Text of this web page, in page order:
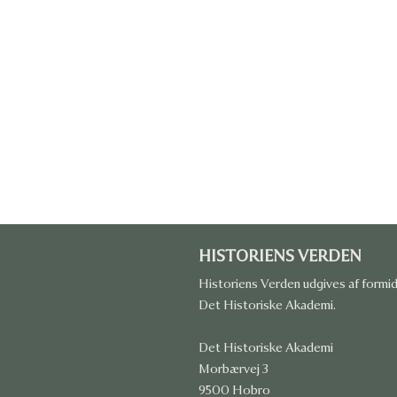
HISTORIENS VERDEN
Historiens Verden udgives af
Det Historiske Akademi.
Det Historiske Akademi
Morbærvej 3
9500 Hobro